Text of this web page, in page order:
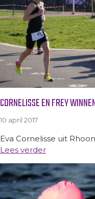
CORNELISSE EN FREY
10 april 2017
Eva Cornelisse uit
Lees verder